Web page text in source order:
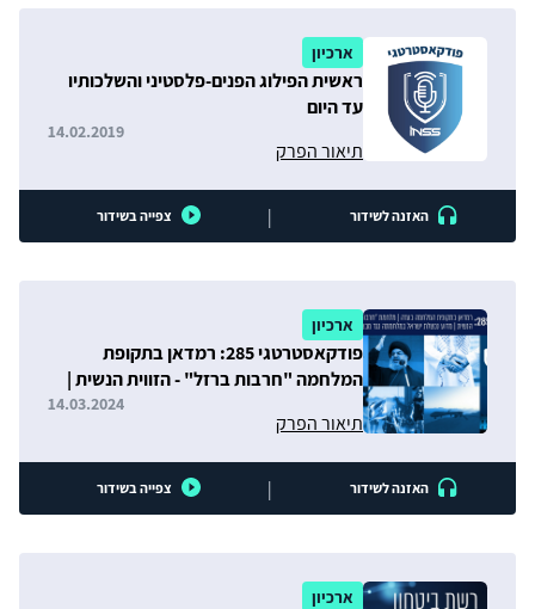
ארכיון
ראשית הפילוג הפנים-פלסטיני והשלכותיו
עד היום
תיאור הפרק
14.02.2019
האזנה לשידור | צפייה בשידור
ארכיון
פודקאסטרטגי 285: רמדאן בתקופת
המלחמה "חרבות ברזל" - הזווית הנשית |
תיאור הפרק
14.03.2024
האזנה לשידור | צפייה בשידור
ארכיון